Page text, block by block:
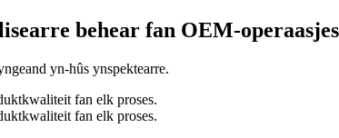
behear fan OEM-operaasjes
yn-hûs ynspektearre.